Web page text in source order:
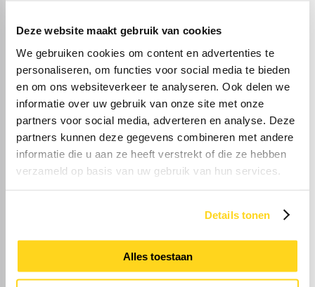
Deze website maakt gebruik van cookies
We gebruiken cookies om content en advertenties te
personaliseren, om functies voor social media te bieden
en om ons websiteverkeer te analyseren. Ook delen we
informatie over uw gebruik van onze site met onze
partners voor social media, adverteren en analyse. Deze
partners kunnen deze gegevens combineren met andere
informatie die u aan ze heeft verstrekt of die ze hebben
verzameld op basis van uw gebruik van hun services.
Details tonen
Alles toestaan